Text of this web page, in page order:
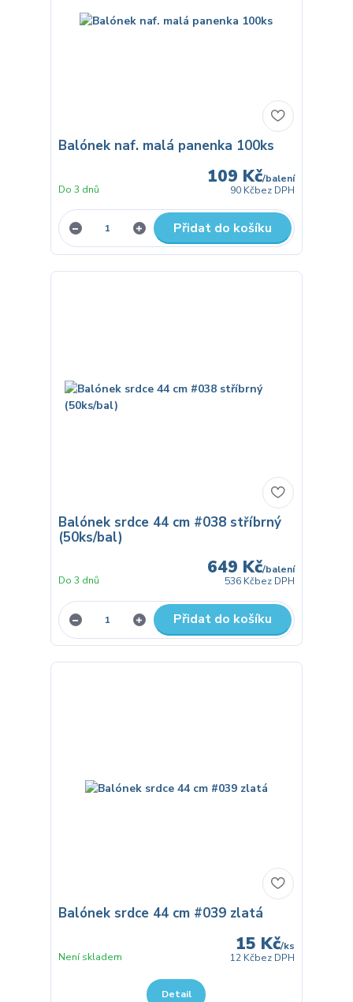
Balónek naf. malá panenka 100ks
109 Kč/balení
90 Kčbez DPH
Do 3 dnů
Přidat do košíku
Balónek srdce 44 cm #038 stříbrný
(50ks/bal)
649 Kč/balení
536 Kčbez DPH
Do 3 dnů
Přidat do košíku
Balónek srdce 44 cm #039 zlatá
15 Kč/ks
12 Kčbez DPH
Není skladem
Detail